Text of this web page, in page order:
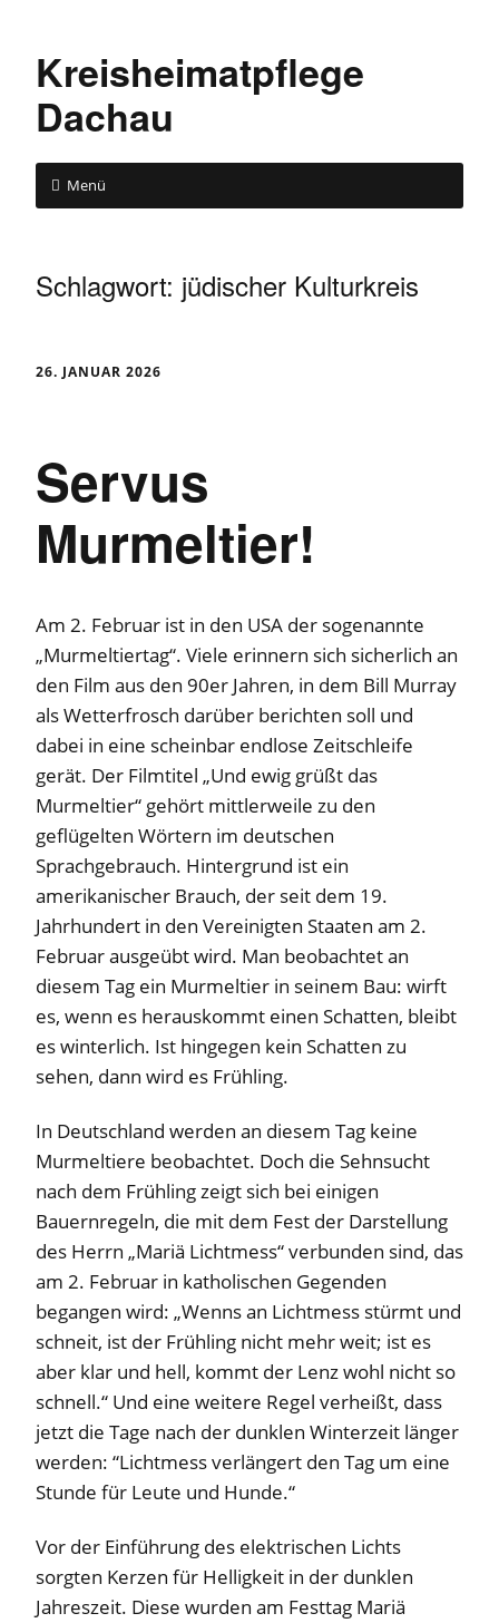
Kreisheimatpflege
Dachau
Menü
Schlagwort: jüdischer Kulturkreis
26. JANUAR 2026
Servus
Murmeltier!
Am 2. Februar ist in den USA der sogenannte
„Murmeltiertag“. Viele erinnern sich sicherlich an
den Film aus den 90er Jahren, in dem Bill Murray
als Wetterfrosch darüber berichten soll und
dabei in eine scheinbar endlose Zeitschleife
gerät. Der Filmtitel „Und ewig grüßt das
Murmeltier“ gehört mittlerweile zu den
geflügelten Wörtern im deutschen
Sprachgebrauch. Hintergrund ist ein
amerikanischer Brauch, der seit dem 19.
Jahrhundert in den Vereinigten Staaten am 2.
Februar ausgeübt wird. Man beobachtet an
diesem Tag ein Murmeltier in seinem Bau: wirft
es, wenn es herauskommt einen Schatten, bleibt
es winterlich. Ist hingegen kein Schatten zu
sehen, dann wird es Frühling.
In Deutschland werden an diesem Tag keine
Murmeltiere beobachtet. Doch die Sehnsucht
nach dem Frühling zeigt sich bei einigen
Bauernregeln, die mit dem Fest der Darstellung
des Herrn „Mariä Lichtmess“ verbunden sind, das
am 2. Februar in katholischen Gegenden
begangen wird: „Wenns an Lichtmess stürmt und
schneit, ist der Frühling nicht mehr weit; ist es
aber klar und hell, kommt der Lenz wohl nicht so
schnell.“ Und eine weitere Regel verheißt, dass
jetzt die Tage nach der dunklen Winterzeit länger
werden: “Lichtmess verlängert den Tag um eine
Stunde für Leute und Hunde.“
Vor der Einführung des elektrischen Lichts
sorgten Kerzen für Helligkeit in der dunklen
Jahreszeit. Diese wurden am Festtag Mariä